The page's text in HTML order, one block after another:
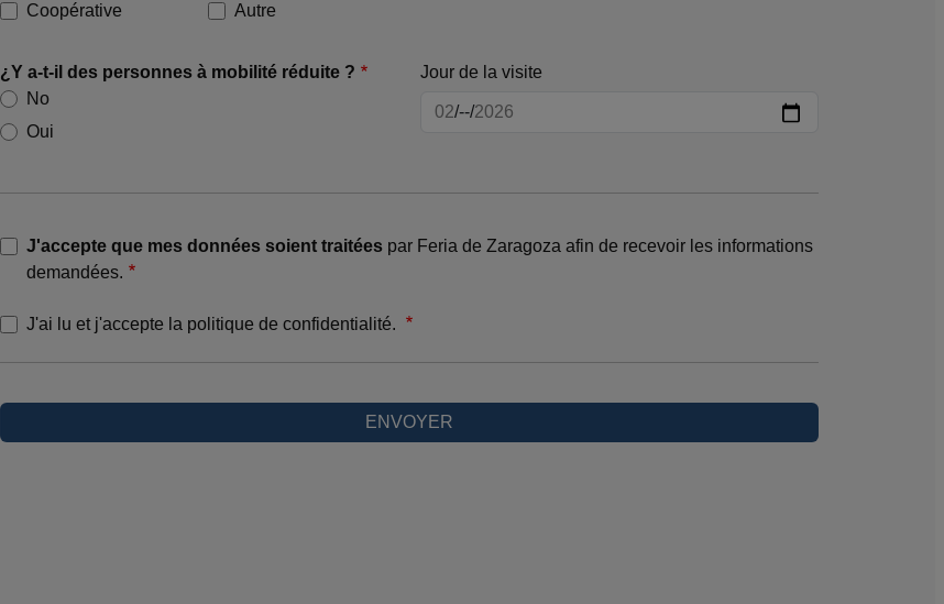
Coopérative
Autre
¿Y a-t-il des personnes à mobilité réduite ?
No
Oui
Jour de la visite
J'accepte que mes données soient traitées par Feria de Zaragoza afin de recevoir les informations
demandées.
J'ai lu et j'accepte la politique de confidentialité.